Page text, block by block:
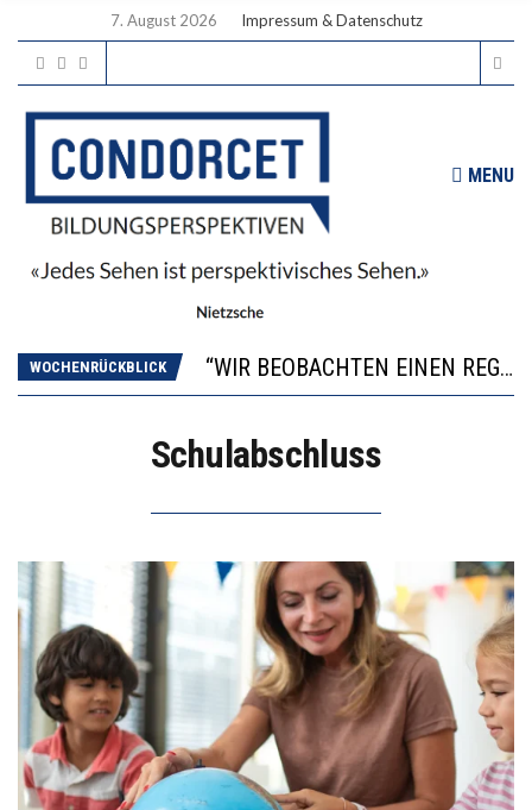
7. August 2026 Impressum & Datenschutz
MENU
WOCHENRÜCKBLICK
“WIR BEOBACHTEN EINEN REGELRECHTEN STURZFLUG BEI DEN LERNLEISTUNGEN”
DIE VERSTÄRKTE HARMONISIERUNG IM SCHULWESEN VERRINGERT DAS INNOVATIONSPOTENZIAL
Schulabschluss